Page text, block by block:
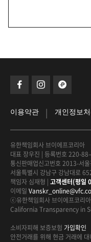
이용약관 | 개인정보
유한책임회사 브이에프코리아
대표 장우진 | 등록번호 220-
통신판매업신고번호 2013-서
서울특별시 강남구 강남대로
책임자 심재형 | 고객센터(평
이메일
ⓒ유한책임회사 브이에프코리
California Transparency in
소비자피해 보증보험 가입확인
안전거래를 위해 현금 거래에 대